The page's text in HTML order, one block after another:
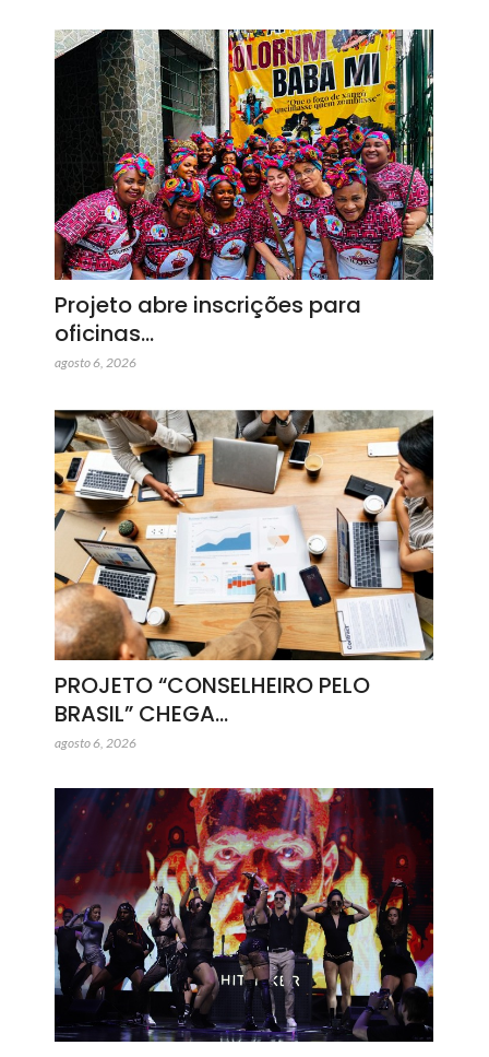
Projeto abre inscrições para
oficinas…
agosto 6, 2026
PROJETO “CONSELHEIRO PELO
BRASIL” CHEGA…
agosto 6, 2026